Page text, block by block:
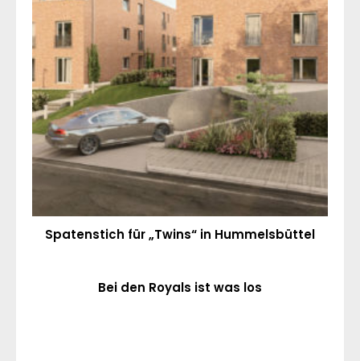
Spatenstich für „Twins“ in Hummelsbüttel
Bei den Royals ist was los